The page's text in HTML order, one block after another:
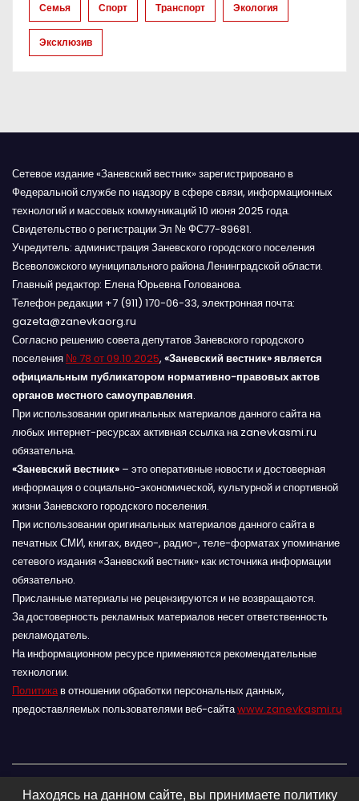
с
я
Семья Спорт Транспорт Экология
Эксклюзив
Сетевое издание «Заневский вестник» зарегистрировано в
Федеральной службе по надзору в сфере связи, информационных
технологий и массовых коммуникаций 10 июня 2025 года.
Свидетельство о регистрации Эл № ФС77-89681.
Учредитель: администрация Заневского городского поселения
Всеволожского муниципального района Ленинградской области.
Главный редактор: Елена Юрьевна Голованова.
Телефон редакции +7 (911) 170-06-33, электронная почта:
gazeta@zanevkaorg.ru
Согласно решению совета депутатов Заневского городского
поселения № 78 от 09.10.2025, «Заневский вестник» является
официальным публикатором нормативно-правовых актов
органов местного самоуправления.
При использовании оригинальных материалов данного сайта на
любых интернет-ресурсах активная ссылка на zanevkasmi.ru
обязательна.
«Заневский вестник» – это оперативные новости и достоверная
информация о социально-экономической, культурной и спортивной
жизни Заневского городского поселения.
При использовании оригинальных материалов данного сайта в
печатных СМИ, книгах, видео-, радио-, теле-форматах упоминание
сетевого издания «Заневский вестник» как источника информации
обязательно.
Присланные материалы не рецензируются и не возвращаются.
За достоверность рекламных материалов несет ответственность
рекламодатель.
На информационном ресурсе применяются рекомендательные
технологии.
Политикав отношении обработки персональных данных,
предоставляемых пользователями веб-сайтаwww.zanevkasmi.ru
Находясь на данном сайте, вы принимаете политику